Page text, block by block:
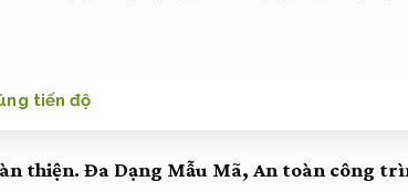
tiến độ
thiện. Đa Dạng Mẫu Mã, An toàn công